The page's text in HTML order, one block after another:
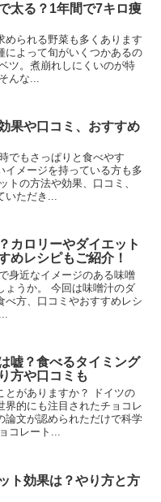
太る？1年間で7キロ痩
められる野菜も多くあります
によって旬がいくつかあるの
ツ。煮崩れしにくいのが特
んな...
果や口コミ、おすすめ
でもさっぱりと食べやす
イメージを持っている方も多
トの方法や効果、口コミ、
いただき...
カロリーやダイエット
めレシピもご紹介！
身近なイメージのある味噌
ょうか。 今回は味噌汁のダ
べ方、口コミやおすすめレシ
嘘？食べるタイミング
方や口コミも
とがありますか？ ドイツの
界的にも注目されたチョコレ
論文が認められただけで科学
コレート...
ト効果は？やり方と方